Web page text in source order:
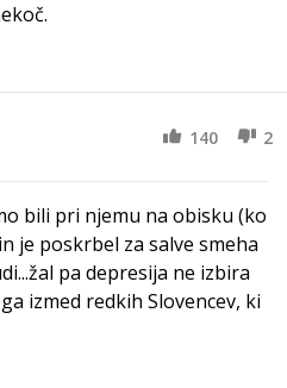
140 2
bili pri njemu na obisku (ko
je poskrbel za salve smeha
pa depresija ne izbira
izmed redkih Slovencev, ki